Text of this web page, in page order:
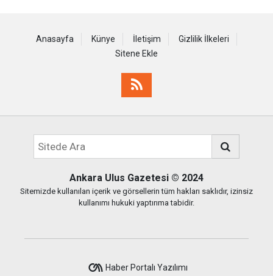
Anasayfa Künye İletişim
Gizlilik İlkeleri
Sitene Ekle
Ankara Ulus Gazetesi © 2024
Sitemizde kullanılan içerik ve görsellerin tüm hakları saklıdır, izinsiz
kullanımı hukuki yaptırıma tabidir.
Haber Portalı Yazılımı